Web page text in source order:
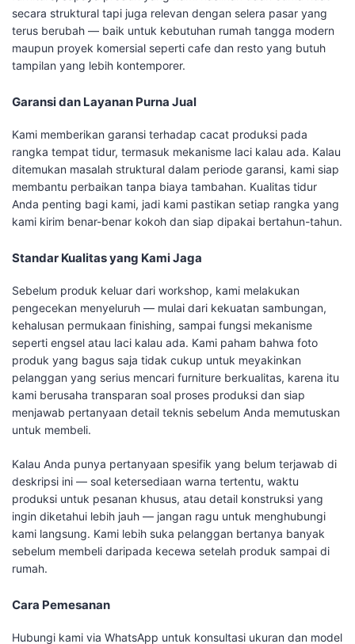
secara struktural tapi juga relevan dengan selera pasar yang
terus berubah — baik untuk kebutuhan rumah tangga modern
maupun proyek komersial seperti cafe dan resto yang butuh
tampilan yang lebih kontemporer.
Garansi dan Layanan Purna Jual
Kami memberikan garansi terhadap cacat produksi pada
rangka tempat tidur, termasuk mekanisme laci kalau ada. Kalau
ditemukan masalah struktural dalam periode garansi, kami siap
membantu perbaikan tanpa biaya tambahan. Kualitas tidur
Anda penting bagi kami, jadi kami pastikan setiap rangka yang
kami kirim benar-benar kokoh dan siap dipakai bertahun-tahun.
Standar Kualitas yang Kami Jaga
Sebelum produk keluar dari workshop, kami melakukan
pengecekan menyeluruh — mulai dari kekuatan sambungan,
kehalusan permukaan finishing, sampai fungsi mekanisme
seperti engsel atau laci kalau ada. Kami paham bahwa foto
produk yang bagus saja tidak cukup untuk meyakinkan
pelanggan yang serius mencari furniture berkualitas, karena itu
kami berusaha transparan soal proses produksi dan siap
menjawab pertanyaan detail teknis sebelum Anda memutuskan
untuk membeli.
Kalau Anda punya pertanyaan spesifik yang belum terjawab di
deskripsi ini — soal ketersediaan warna tertentu, waktu
produksi untuk pesanan khusus, atau detail konstruksi yang
ingin diketahui lebih jauh — jangan ragu untuk menghubungi
kami langsung. Kami lebih suka pelanggan bertanya banyak
sebelum membeli daripada kecewa setelah produk sampai di
rumah.
Cara Pemesanan
Hubungi kami via WhatsApp untuk konsultasi ukuran dan model